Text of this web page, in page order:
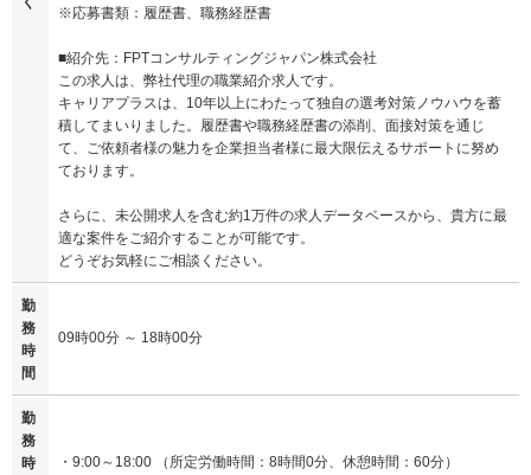
※応募書類：履歴書、職務経歴書
■紹介先：FPTコンサルティングジャパン株式会社
この求人は、弊社代理の職業紹介求人です。
キャリアプラスは、10年以上にわたって独自の選考対策ノウハウを蓄
積してまいりました。履歴書や職務経歴書の添削、面接対策を通じ
て、ご依頼者様の魅力を企業担当者様に最大限伝えるサポートに努め
ております。
さらに、未公開求人を含む約1万件の求人データベースから、貴方に最
適な案件をご紹介することが可能です。
どうぞお気軽にご相談ください。
勤
務
時
間
09時00分 ～ 18時00分
勤
務
時
・9:00～18:00 （所定労働時間：8時間0分、休憩時間：60分）